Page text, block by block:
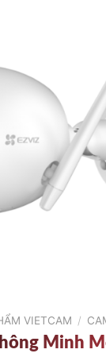
VIETCAM /
Minh